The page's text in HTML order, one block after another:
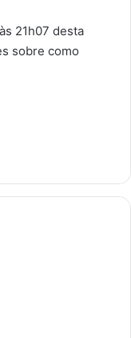
21h07 desta
sobre como